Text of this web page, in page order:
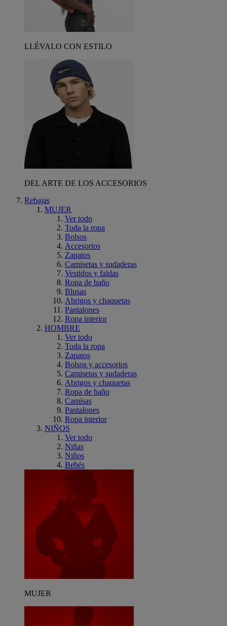
LLÉVALO CON ESTILO
DEL ARTE DE LOS ACCESORIOS
Rebajas
MUJER
Ver todo
Toda la ropa
Bolsos
Accesorios
Zapatos
Camisetas y sudaderas
Vestidos y faldas
Ropa de baño
Blusas
Abrigos y chaquetas
Pantalones
Ropa interior
HOMBRE
Ver todo
Toda la ropa
Zapatos
Bolsos y accesorios
Camisetas y sudaderas
Abrigos y chaquetas
Ropa de baño
Camisas
Pantalones
Ropa interior
NIÑOS
Ver todo
Niñas
Niños
Bebés
MUJER